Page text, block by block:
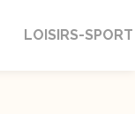
LOISIRS-SPORT